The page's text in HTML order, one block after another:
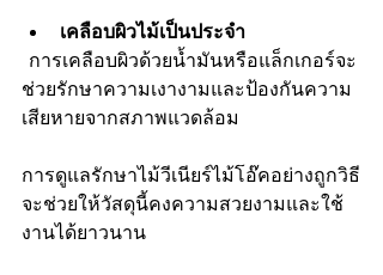
เคลือบผิวไม้เป็นประจำ
ช่วยรักษาความเงางามและป้องกันความ
เสียหายจากสภาพแวดล้อม
การดูแลรักษาไม้วีเนียร์ไม้โอ๊คอย่างถูกวิธี
จะช่วยให้วัสดุนี้คงความสวยงามและใช้
งานได้ยาวนาน